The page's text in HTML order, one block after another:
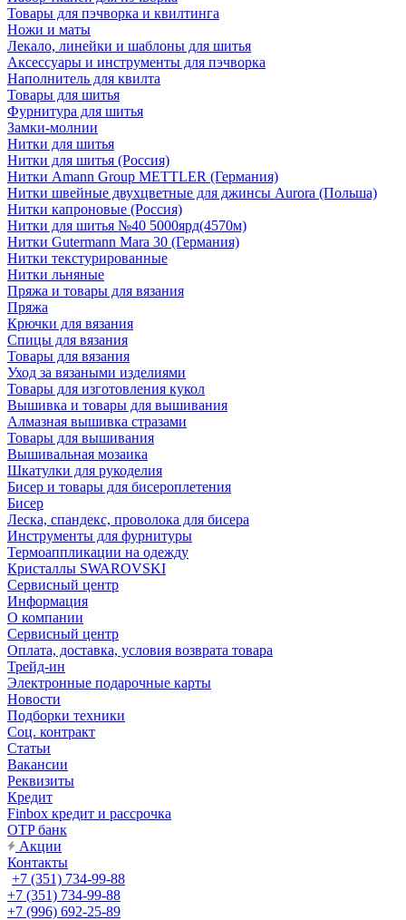
Товары для пэчворка и квилтинга
Ножи и маты
Лекало, линейки и шаблоны для шитья
Аксессуары и инструменты для пэчворка
Наполнитель для квилта
Товары для шитья
Фурнитура для шитья
Замки-молнии
Нитки для шитья
Нитки для шитья (Россия)
Нитки Amann Group METTLER (Германия)
Нитки швейные двухцветные для джинсы Aurora (Польша)
Нитки капроновые (Россия)
Нитки для шитья №40 5000ярд(4570м)
Нитки Gutermann Mara 30 (Германия)
Нитки текстурированные
Нитки льняные
Пряжа и товары для вязания
Пряжа
Крючки для вязания
Спицы для вязания
Товары для вязания
Уход за вязаными изделиями
Товары для изготовления кукол
Вышивка и товары для вышивания
Алмазная вышивка стразами
Товары для вышивания
Вышивальная мозаика
Шкатулки для рукоделия
Бисер и товары для бисероплетения
Бисер
Леска, спандекс, проволока для бисера
Инструменты для фурнитуры
Термоаппликации на одежду
Кристаллы SWAROVSKI
Сервисный центр
Информация
О компании
Сервисный центр
Оплата, доставка, условия возврата товара
Трейд-ин
Электронные подарочные карты
Новости
Подборки техники
Соц. контракт
Статьи
Вакансии
Реквизиты
Кредит
Finbox кредит и рассрочка
OTP банк
Акции
Контакты
+7 (351) 734-99-88
+7 (351) 734-99-88
+7 (996) 692-25-89